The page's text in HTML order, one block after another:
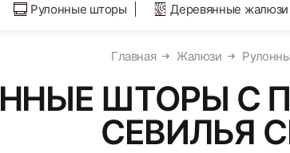
Рулонные шторы Деревянные жалюзи
Главная Жалюзи
ШТОРЫ С
СЕВИЛЬЯ